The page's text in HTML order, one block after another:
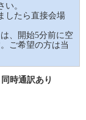
。
したら直接会場
、開始5分前に空
ご希望の方は当
時通訳あり